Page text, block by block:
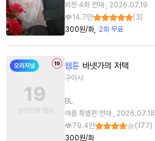
외전 4화 연재 , 2026.07.19
14.7만
(3)
300원/화
2화 무료
웹툰 바넷가의 저택
구이사
BL
여름 특별편 연재 , 2026.07.18
79.4만
(177)
300원/화